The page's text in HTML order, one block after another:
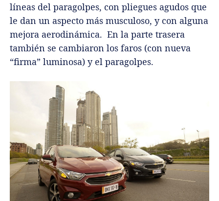
líneas del paragolpes, con pliegues agudos que
le dan un aspecto más musculoso, y con alguna
mejora aerodinámica. En la parte trasera
también se cambiaron los faros (con nueva
“firma” luminosa) y el paragolpes.